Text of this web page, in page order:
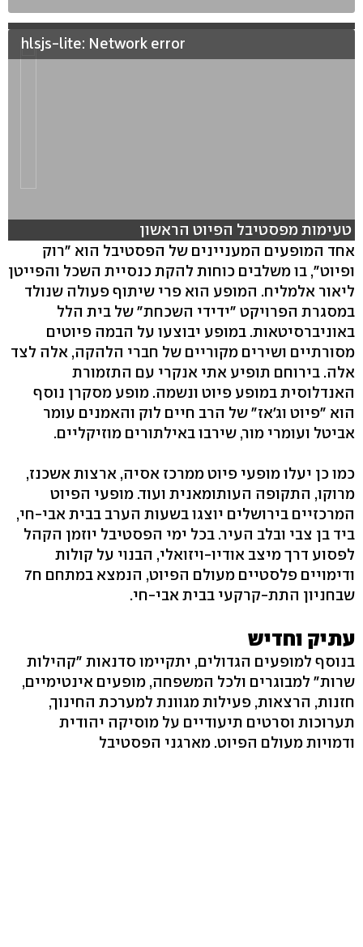
hlsjs-lite: Network error
טעימות מפסטיבל הפיוט הראשון
אחד המופעים המעניינים של הפסטיבל הוא "רוק
ופיוט", בו משלבים כוחות להקת כנסיית השכל והפייטן
ליאור אלמליח. המופע הוא פרי שיתוף פעולה שנולד
במסגרת הפרויקט "ידידי השכחת" של בית הלל
באוניברסיטאות. במופע יבוצעו על הבמה פיוטים
מסורתיים ושירים מקוריים של חברי הלהקה, אלה לצד
אלה. בירוחם תופיע אתי אנקרי עם התזמורת
האנדלוסית במופע פיוט ונשמה. מופע מסקרן נוסף
הוא "פיוט וג'אז" של הרב חיים לוק והאמנים עומר
אביטל ועומרי מור, שירבו באילתורים מוזיקליים.
כמו כן יעלו מופעי פיוט ממרכז אסיה, ארצות אשכנז,
מרוקו, התקופה העותומאנית ועוד. מופעי הפיוט
המרכזיים בירושלים יוצגו בשעות הערב בבית אבי-חי,
ביד בן צבי ובלב העיר. בכל ימי הפסטיבל יוזמן הקהל
לפסוע דרך מיצב אודיו-ויזואלי, הבנוי על קולות
ודימויים פלסטיים מעולם הפיוט, הנמצא במתחם ח7
שבחניון התת-קרקעי בבית אבי-חי.
עתיק וחדיש
בנוסף למופעים הגדולים, יתקיימו סדנאות "קהילות
שרות" למבוגרים ולכל המשפחה, מופעים אינטימיים,
חזנות, הרצאות, פעילות מגוונת למערכת החינוך,
תערוכות וסרטים תיעודיים על מוסיקה יהודית
ודמויות מעולם הפיוט. מארגני הפסטיבל